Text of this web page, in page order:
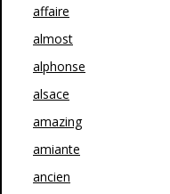
affaire
almost
alphonse
alsace
amazing
amiante
ancien